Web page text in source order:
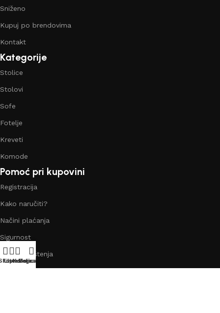
Sniženo
Kupuj po brendovima
Kontakt
Kategorije
Stolice
Stolovi
Sofe
Fotelje
Kreveti
Komode
Pomoć pri kupovini
Registracija
Kako naručiti?
Načini plaćanja
Sigurnost
Uslovi korištenja
Filters
Lista želja
Košarica
Moj račun